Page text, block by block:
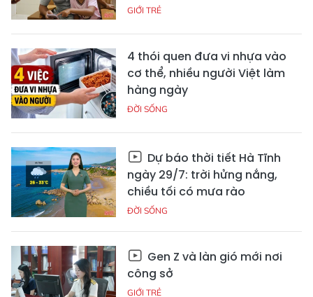
GIỚI TRẺ
4 thói quen đưa vi nhựa vào
cơ thể, nhiều người Việt làm
hàng ngày
ĐỜI SỐNG
Dự báo thời tiết Hà Tĩnh
ngày 29/7: trời hửng nắng,
chiều tối có mưa rào
ĐỜI SỐNG
Gen Z và làn gió mới nơi
công sở
GIỚI TRẺ